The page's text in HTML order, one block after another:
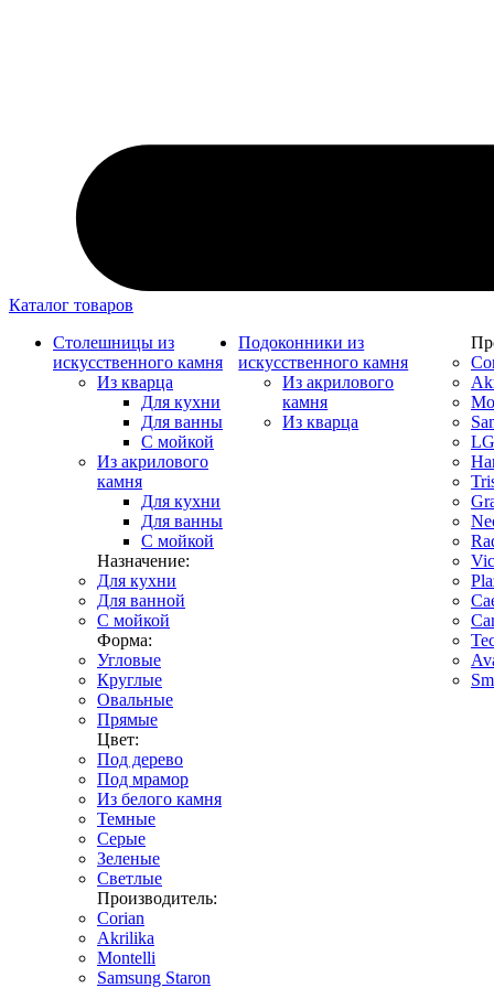
Каталог товаров
Столешницы из
искусственного камня
Из кварца
Для кухни
Для ванны
С мойкой
Из акрилового
камня
Для кухни
Для ванны
С мойкой
Назначение:
Для кухни
Для ванной
С мойкой
Форма:
Угловые
Круглые
Овальные
Прямые
Цвет:
Под дерево
Под мрамор
Из белого камня
Темные
Серые
Зеленые
Светлые
Производитель:
Corian
Akrilika
Montelli
Samsung Staron
Подоконники из
искусственного камня
Из акрилового
камня
Из кварца